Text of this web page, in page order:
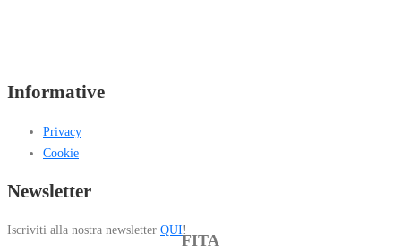
Informative
Privacy
Cookie
Newsletter
Iscriviti alla nostra newsletter QUI!
FITA